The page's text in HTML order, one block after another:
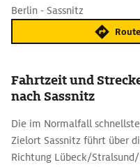
Berlin - Sassnitz
Fahrtzeit und
nach Sassnitz
Die im Normalfall
Zielort Sassnitz führt über
Richtung Lübeck/